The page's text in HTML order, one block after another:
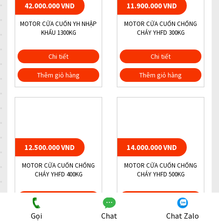
42.000.000 VND
MOTOR CỬA CUỐN YH NHẬP
KHẨU 1300KG
Chi tiết
Thêm giỏ hàng
11.900.000 VND
MOTOR CỬA CUỐN CHỐNG
CHÁY YHFD 300KG
Chi tiết
Thêm giỏ hàng
12.500.000 VND
MOTOR CỬA CUỐN CHỐNG
CHÁY YHFD 400KG
Thêm giỏ hàng
14.000.000 VND
MOTOR CỬA CUỐN CHỐNG
CHÁY YHFD 500KG
Thêm giỏ hàng
Gọi Chat Chat Zalo